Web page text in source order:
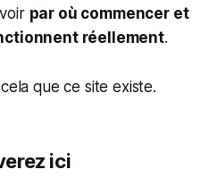
par où commencer et
réellement.
que ce site existe.
ici